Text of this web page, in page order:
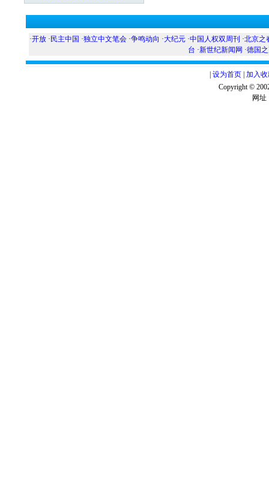
·开放 · 民主中国 ·独立中文笔会 ·争鸣动向 ·大纪元 ·中国人权双周刊 ·北京之
台 ·新世纪新闻网 ·德国
设为首页 加入
Copyright ©
网址